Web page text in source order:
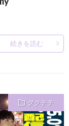
続きを読む
グクテテ